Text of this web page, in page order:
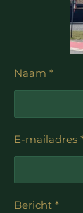
Naam *
E-mailadres
Bericht *